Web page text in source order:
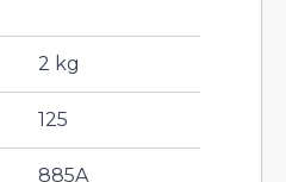
2 kg
125
885A